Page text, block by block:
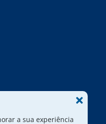
a sua experiência